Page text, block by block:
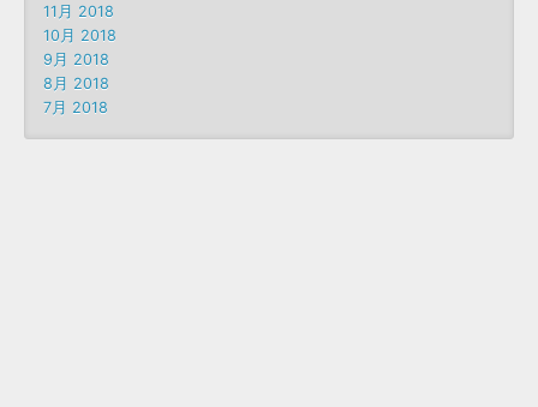
11月 2018
10月 2018
9月 2018
8月 2018
7月 2018